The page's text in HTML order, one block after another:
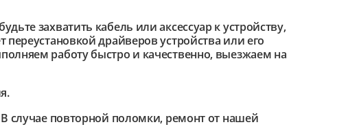
захватить кабель или аксессуар к устройству,
драйверов устройства или его
работу быстро и качественно, выезжаем на
случае повторной поломки, ремонт от нашей